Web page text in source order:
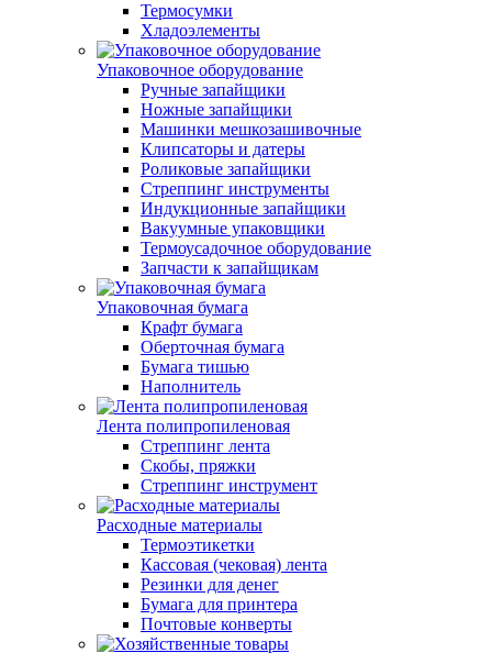
Термосумки
Хладоэлементы
Упаковочное оборудование
Ручные запайщики
Ножные запайщики
Машинки мешкозашивочные
Клипсаторы и датеры
Роликовые запайщики
Стреппинг инструменты
Индукционные запайщики
Вакуумные упаковщики
Термоусадочное оборудование
Запчасти к запайщикам
Упаковочная бумага
Крафт бумага
Оберточная бумага
Бумага тишью
Наполнитель
Лента полипропиленовая
Стреппинг лента
Скобы, пряжки
Стреппинг инструмент
Расходные материалы
Термоэтикетки
Кассовая (чековая) лента
Резинки для денег
Бумага для принтера
Почтовые конверты